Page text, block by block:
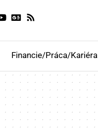
Financie/Práca/Kariéra